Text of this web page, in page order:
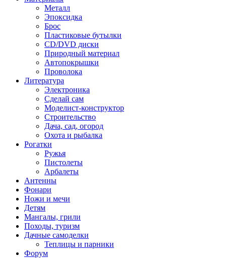
Металл
Эпоксидка
Брос
Пластиковые бутылки
CD/DVD диски
Природный материал
Автопокрышки
Проволока
Литература
Электроника
Сделай сам
Моделист-конструктор
Строительство
Дача, сад, огород
Охота и рыбалка
Рогатки
Ружья
Пистолеты
Арбалеты
Антенны
Фонари
Ножи и мечи
Детям
Мангалы, грили
Походы, туризм
Дачные самоделки
Теплицы и парники
Форум